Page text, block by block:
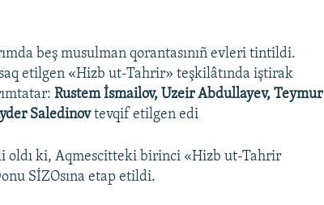
beş musulman qorantasınıñ evleri tintildi.
etilgen «Hizb ut-Tahrir» teşkilâtında iştirak
Rustem İsmailov, Uzeir Abdullayev, Teymur
Saledinovtevqif etilgen edi​
oldı ki, Aqmescitteki birinci «Hizb ut-Tahrir
SİZOsına etap etildi.​